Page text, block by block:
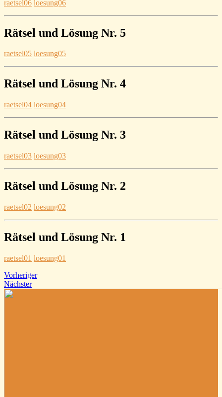
raetsel06 loesung06
Rätsel und Lösung Nr. 5
raetsel05 loesung05
Rätsel und Lösung Nr. 4
raetsel04 loesung04
Rätsel und Lösung Nr. 3
raetsel03 loesung03
Rätsel und Lösung Nr. 2
raetsel02 loesung02
Rätsel und Lösung Nr. 1
raetsel01 loesung01
Beitragsnavigation
VorherigerVorheriger
NächsterNächster